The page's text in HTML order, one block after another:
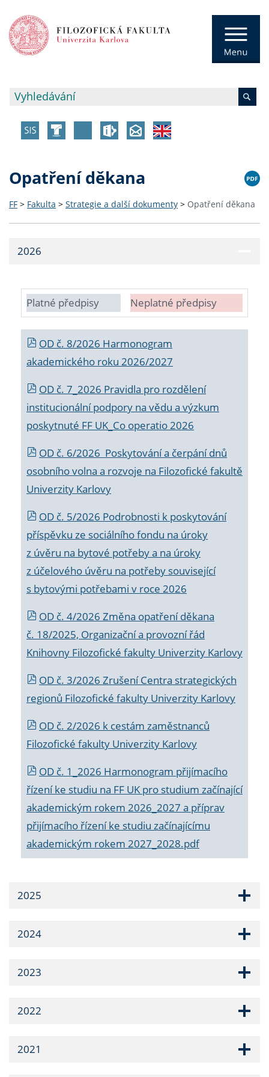
Opatření děkana
FF > Fakulta > Strategie a další dokumenty > Opatření děkana
2026
Platné předpisy Neplatné předpisy
OD č. 8/2026 Harmonogram
akademického roku 2026/2027
OD č. 7_2026 Pravidla pro rozdělení
institucionální podpory na vědu a výzkum
poskytnuté FF UK_Co operatio 2026
OD č. 6/2026 Poskytování a čerpání dnů
osobního volna a rozvoje na Filozofické fakultě
Univerzity Karlovy
OD č. 5/2026 Podrobnosti k poskytování
příspěvku ze sociálního fondu na úroky
z úvěru na bytové potřeby a na úroky
z účelového úvěru na potřeby související
s bytovými potřebami v roce 2026
OD č. 4/2026 Změna opatření děkana
č. 18/2025, Organizační a provozní řád
Knihovny Filozofické fakulty Univerzity Karlovy
OD č. 3/2026 Zrušení Centra strategických
regionů Filozofické fakulty Univerzity Karlovy
OD č. 2/2026 k cestám zaměstnanců
Filozofické fakulty Univerzity Karlovy
OD č. 1_2026 Harmonogram přijímacího
řízení ke studiu na FF UK pro studium začínající
akademickým rokem 2026_2027 a příprav
přijímacího řízení ke studiu začínajícímu
akademickým rokem 2027_2028.pdf
2025
2024
2023
2022
2021